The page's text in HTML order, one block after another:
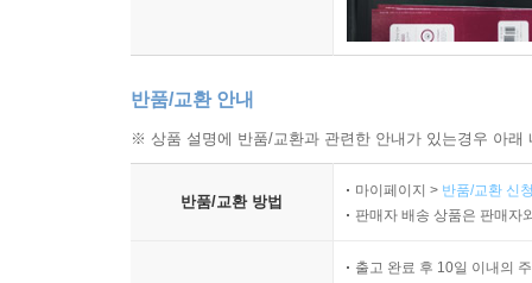
반품/교환 안내
※ 상품 설명에 반품/교환과 관련한 안내가 있는경우 아
반품/교환 방법
마이페이지 > 반품/교환 신
판매자 배송 상품은 판매자
출고 완료 후 10일 이내의